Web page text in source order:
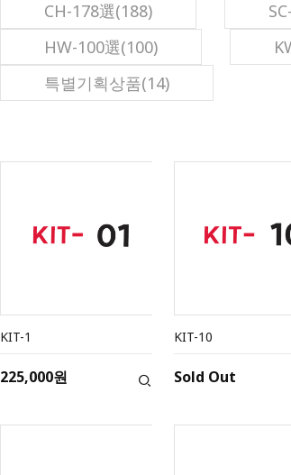
CH-178選(188)
HW-100選(100)
특별기획상품(14)
KIT-1
225,000원
KIT-10
Sold Out